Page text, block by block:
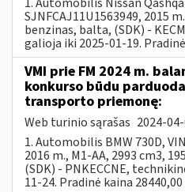
SJNFCAJ11U1563949, 2015
benzinas, balta, (SDK) -
galioja iki 2025-01-19.
VMI prie FM 2024 m.
konkurso būdu
transporto priemonę:
Web turinio sąrašas 2024-
1. Automobilis BMW 730D,
2016 m., M1-AA, 2993 cm3,
(SDK) - PNKECCNE,
11-24. Pradinė kaina 28440,00